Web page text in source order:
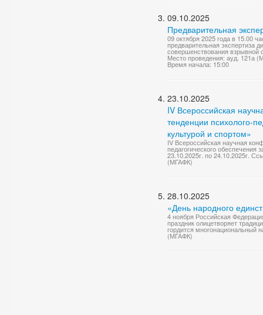
09.10.2025
Предварительная
09 октября 2025 года в 15.00
предварительная экспертиза
совершенствования взрывной
Место проведения: ауд. 121а
Время начала: 15:00
23.10.2025
IV Всероссийская
тенденции психолого-
культурой и спортом»
IV Всероссийская научная
педагогического
23.10.2025г. по 24.10.2025г.
(МГАФК)
28.10.2025
«День народного
4 ноября Российская
праздник олицетворяет
гордится многонациональный
(МГАФК)